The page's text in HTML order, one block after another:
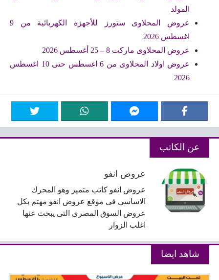
المولد
عروض المحلاوى ستورز للأجهزة الكهربائية من 9
اغسطس 2026
عروض المحلاوى ماركت 8 – 25 أغسطس 2026
عروض اولاد المحلاوى من 6 اغسطس حتى 10 اغسطس
2026
عن الكاتب
عروض انفو
عروض انفو كاتب متميز وهو المحرك
الاساسى فى موقع عروض انفو مهتم بكل
عروض السوق المصرى التى يبحث عنها
اغلب الزوار
شاهد ايضا